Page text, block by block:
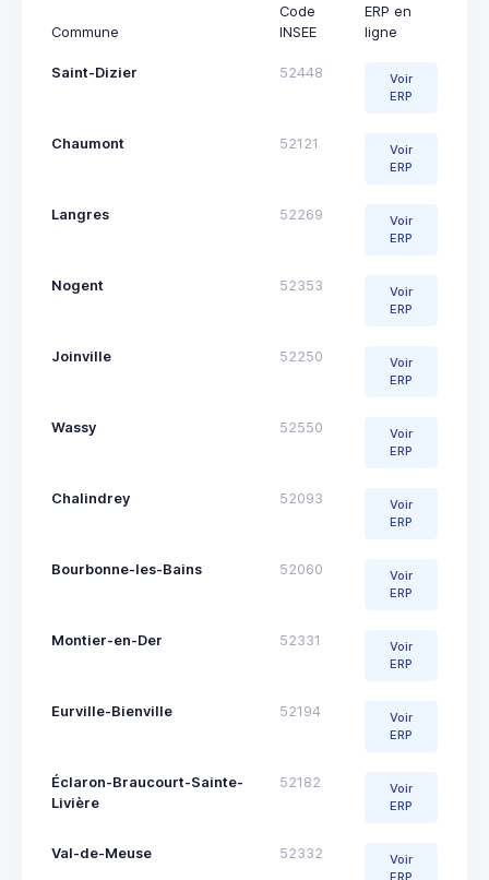
Commune
Code
INSEE
ERP en
ligne
Saint-Dizier 52448
Voir
ERP
Chaumont 52121
Voir
ERP
Langres 52269
Voir
ERP
Nogent 52353
Voir
ERP
Joinville 52250
Voir
ERP
Wassy 52550
Voir
ERP
Chalindrey 52093
Voir
ERP
Bourbonne-les-Bains 52060
Voir
ERP
Montier-en-Der 52331
Voir
ERP
Eurville-Bienville 52194
Voir
ERP
Éclaron-Braucourt-Sainte-
Livière
52182
Voir
ERP
Val-de-Meuse 52332
Voir
ERP